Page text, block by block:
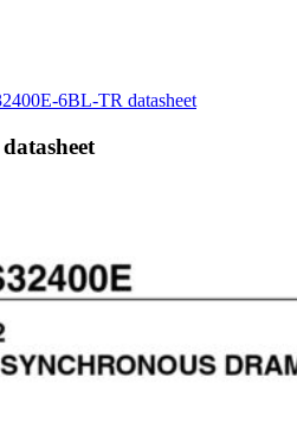
6BL-TR datasheet